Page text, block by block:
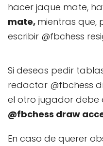
hacer jaque mate,
mate, mientras que,
escribir @fbchess
Si deseas pedir
redactar @fbchess
el otro jugador
@fbchess draw
En caso de querer